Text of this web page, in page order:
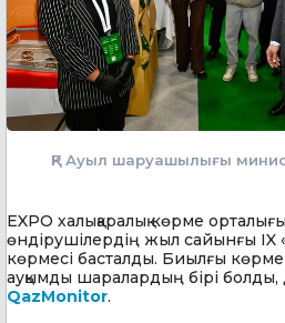
ҚР Ауыл шаруашылығы
EXPO халықаралық көрме
өндірушілердің жыл сайынғы IX
көрмесі басталды. Биылғы көрме
ауқымды шаралардың бірі
QazMonitor.